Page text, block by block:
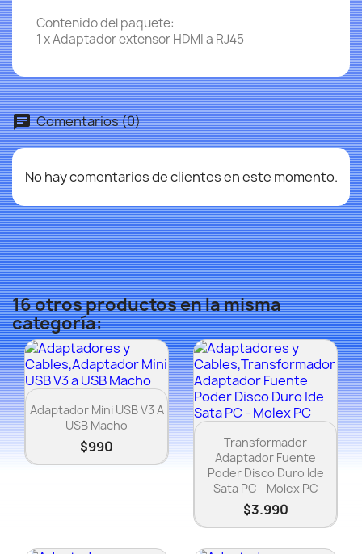
Contenido del paquete:
1 x Adaptador extensor HDMI a RJ45
Comentarios (0)
No hay comentarios de clientes en este momento.
16 otros productos en la misma
categoría:
Vista rápida
Adaptador Mini USB V3 A
USB Macho
$990 Vista rápida
Transformador
Adaptador Fuente
Poder Disco Duro Ide
Sata PC - Molex PC
$3.990